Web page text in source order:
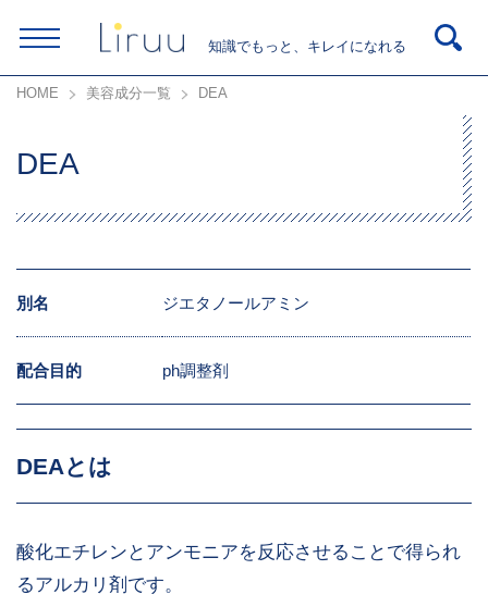
知識でもっと、キレイになれる
HOME 美容成分一覧 DEA
DEA
別名 ジエタノールアミン
配合目的 ph調整剤
DEAとは
酸化エチレンとアンモニアを反応させることで得られ
るアルカリ剤です。